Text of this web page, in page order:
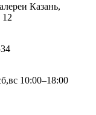
Казань,
10:00–18:00